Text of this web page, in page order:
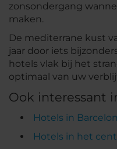
zonsondergang
maken.
De mediterrane kust
jaar door iets
hotels vlak bij het
optimaal van uw
Ook interessant
Hotels in
Hotels in het